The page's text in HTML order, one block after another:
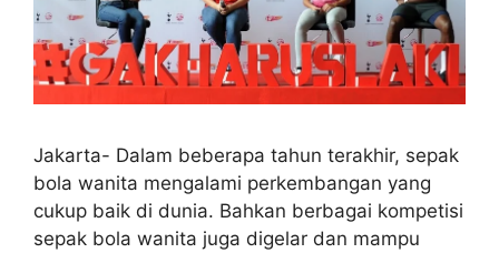
Jakarta- Dalam beberapa tahun terakhir, sepak
bola wanita mengalami perkembangan yang
cukup baik di dunia. Bahkan berbagai kompetisi
sepak bola wanita juga digelar dan mampu